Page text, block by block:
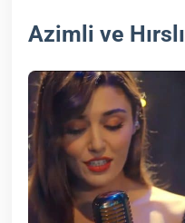
Azimli ve Hırslı